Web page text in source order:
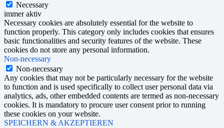
Necessary
immer aktiv
Necessary cookies are absolutely essential for the website to
function properly. This category only includes cookies that ensures
basic functionalities and security features of the website. These
cookies do not store any personal information.
Non-necessary
Non-necessary
Any cookies that may not be particularly necessary for the website
to function and is used specifically to collect user personal data via
analytics, ads, other embedded contents are termed as non-necessary
cookies. It is mandatory to procure user consent prior to running
these cookies on your website.
SPEICHERN & AKZEPTIEREN